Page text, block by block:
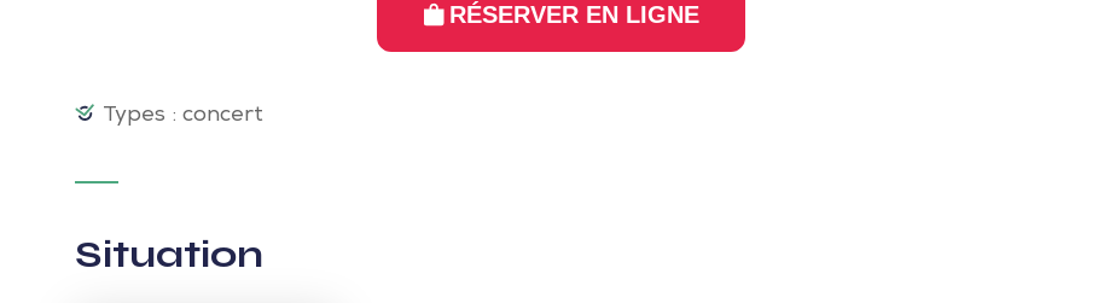
RÉSERVER EN LIGNE
Types : concert
Situation